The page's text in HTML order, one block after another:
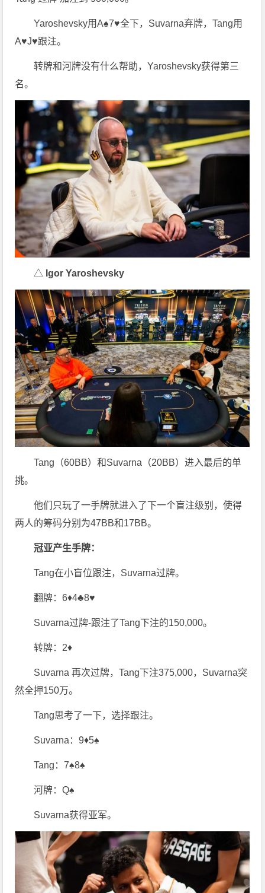
Yaroshevsky用A♠7♥全下，Suvarna弃牌，Tang用
A♥J♥跟注。
转牌和河牌没有什么帮助，Yaroshevsky获得第三
名。
△ Igor Yaroshevsky
Tang（60BB）和Suvarna（20BB）进入最后的单
挑。
他们只玩了一手牌就进入了下一个盲注级别，使得
两人的筹码分别为47BB和17BB。
冠亚产生手牌：
Tang在小盲位跟注，Suvarna过牌。
翻牌：6♦4♣8♥
Suvarna过牌-跟注了Tang下注的150,000。
转牌：2♦
Suvarna 再次过牌，Tang下注375,000，Suvarna突
然全押150万。
Tang思考了一下，选择跟注。
Suvarna：9♦5♠
Tang：7♠8♠
河牌：Q♠
Suvarna获得亚军。